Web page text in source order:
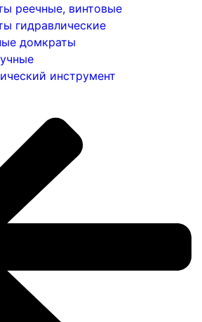
реечные, винтовые
гидравлические
домкраты
инструмент